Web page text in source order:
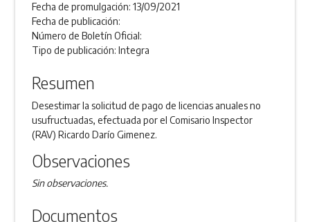
Fecha de promulgación:13/09/2021
Fecha de publicación:
Número de Boletín Oficial:
Tipo de publicación:Integra
Resumen
Desestimar la solicitud de pago de licencias anuales no
usufructuadas, efectuada por el Comisario Inspector
(RAV) Ricardo Darío Gimenez.
Observaciones
Sin observaciones.
Documentos